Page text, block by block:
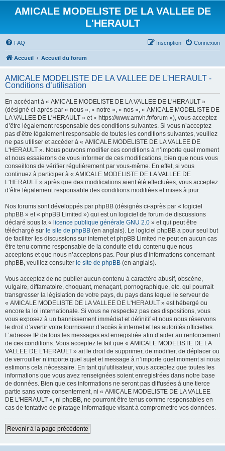
AMICALE MODELISTE DE LA VALLEE DE
L'HERAULT
FAQ Connexion
Inscription
Accueil Accueil du forum
AMICALE MODELISTE DE LA VALLEE DE L'HERAULT -
Conditions d’utilisation
En accédant à « AMICALE MODELISTE DE LA VALLEE DE L'HERAULT »
(désigné ci-après par « nous », « notre », « nos », « AMICALE MODELISTE DE
LA VALLEE DE L'HERAULT » et « https://www.amvh.fr/forum »), vous acceptez
d’être légalement responsable des conditions suivantes. Si vous n’acceptez
pas d’être légalement responsable de toutes les conditions suivantes, veuillez
ne pas utiliser et accéder à « AMICALE MODELISTE DE LA VALLEE DE
L'HERAULT ». Nous pouvons modifier ces conditions à n’importe quel moment
et nous essaierons de vous informer de ces modifications, bien que nous vous
conseillons de vérifier régulièrement par vous-même. En effet, si vous
continuez à participer à « AMICALE MODELISTE DE LA VALLEE DE
L'HERAULT » après que des modifications aient été effectuées, vous acceptez
d’être légalement responsable des conditions modifiées et mises à jour.
Nos forums sont développés par phpBB (désignés ci-après par « logiciel
phpBB » et « phpBB Limited ») qui est un logiciel de forum de discussions
déclaré sous la « licence publique générale GNU 2.0 » et qui peut être
téléchargé sur le site de phpBB (en anglais). Le logiciel phpBB a pour seul but
de faciliter les discussions sur internet et phpBB Limited ne peut en aucun cas
être tenu comme responsable de la conduite et du contenu que nous
acceptons et que nous n’acceptons pas. Pour plus d’informations concernant
phpBB, veuillez consulter le site de phpBB (en anglais).
Vous acceptez de ne publier aucun contenu à caractère abusif, obscène,
vulgaire, diffamatoire, choquant, menaçant, pornographique, etc. qui pourrait
transgresser la législation de votre pays, du pays dans lequel le serveur de
« AMICALE MODELISTE DE LA VALLEE DE L'HERAULT » est hébergé ou
encore la loi internationale. Si vous ne respectez pas ces dispositions, vous
vous exposez à un bannissement immédiat et définitif et nous nous réservons
le droit d’avertir votre fournisseur d’accès à internet et les autorités officielles.
L’adresse IP de tous les messages est enregistrée afin d’aider au renforcement
de ces conditions. Vous acceptez le fait que « AMICALE MODELISTE DE LA
VALLEE DE L'HERAULT » ait le droit de supprimer, de modifier, de déplacer ou
de verrouiller n’importe quel sujet et message à n’importe quel moment si nous
estimons cela nécessaire. En tant qu’utilisateur, vous acceptez que toutes les
informations que vous avez renseignées soient enregistrées dans notre base
de données. Bien que ces informations ne seront pas diffusées à une tierce
partie sans votre consentement, ni « AMICALE MODELISTE DE LA VALLEE
DE L'HERAULT », ni phpBB, ne pourront être tenus comme responsables en
cas de tentative de piratage informatique visant à compromettre vos données.
Revenir à la page précédente